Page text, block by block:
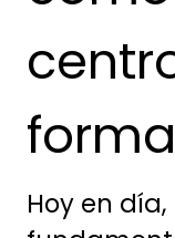
Hoy en